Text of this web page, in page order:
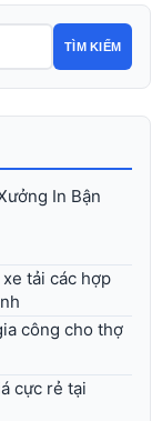
TÌM KIẾM
In Bận
tải các hợp
công cho thợ
cực rẻ tại